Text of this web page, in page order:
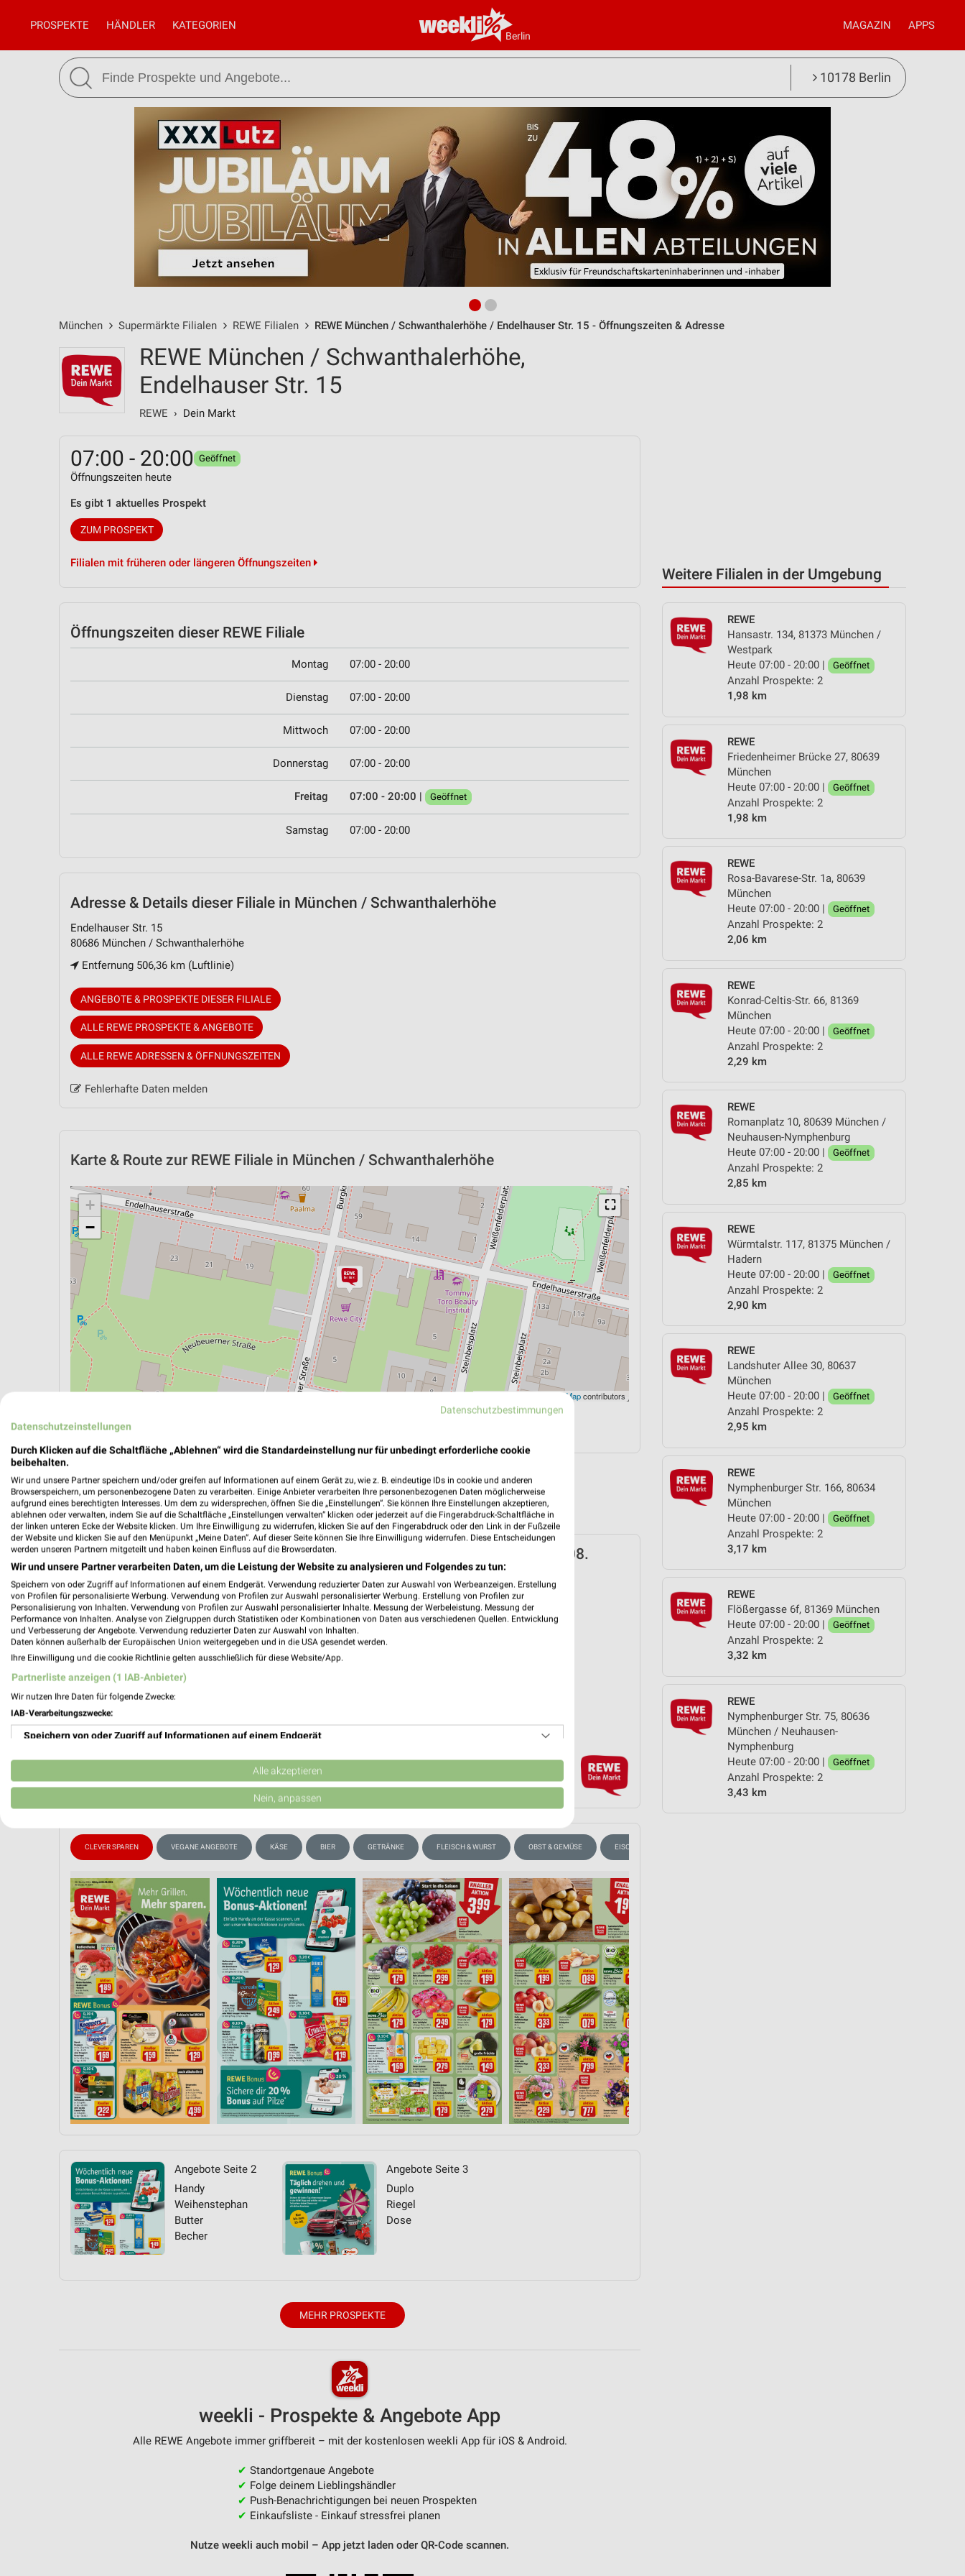
Berlin
PROSPEKTE HÄNDLER KATEGORIEN MAGAZIN APPS
10178 Berlin
München Supermärkte Filialen REWE Filialen REWE München / Schwanthalerhöhe / Endelhauser Str. 15 - Öffnungszeiten & Adresse
Weitere Filialen in der Umgebung
REWE
Hansastr. 134, 81373 München /
Westpark
Heute 07:00 - 20:00 |
Geöffnet
Anzahl Prospekte: 2
1,98 km
REWE
Friedenheimer Brücke 27, 80639
München
Heute 07:00 - 20:00 |
Geöffnet
Anzahl Prospekte: 2
1,98 km
REWE
Rosa-Bavarese-Str. 1a, 80639
München
Heute 07:00 - 20:00 |
Geöffnet
Anzahl Prospekte: 2
2,06 km
REWE
Konrad-Celtis-Str. 66, 81369
München
Heute 07:00 - 20:00 |
Geöffnet
Anzahl Prospekte: 2
2,29 km
REWE
Romanplatz 10, 80639 München /
Neuhausen-Nymphenburg
Heute 07:00 - 20:00 |
Geöffnet
Anzahl Prospekte: 2
2,85 km
REWE
Würmtalstr. 117, 81375 München /
Hadern
Heute 07:00 - 20:00 |
Geöffnet
Anzahl Prospekte: 2
2,90 km
REWE
Landshuter Allee 30, 80637
München
Heute 07:00 - 20:00 |
Geöffnet
Anzahl Prospekte: 2
2,95 km
REWE
Nymphenburger Str. 166, 80634
München
Heute 07:00 - 20:00 |
Geöffnet
Anzahl Prospekte: 2
3,17 km
REWE
Flößergasse 6f, 81369 München
Heute 07:00 - 20:00 |
Geöffnet
Anzahl Prospekte: 2
3,32 km
REWE
Nymphenburger Str. 75, 80636
München / Neuhausen-
Nymphenburg
Heute 07:00 - 20:00 |
Geöffnet
Anzahl Prospekte: 2
3,43 km
REWE München / Schwanthalerhöhe,
Endelhauser Str. 15
REWE › Dein Markt
07:00 - 20:00 Geöffnet
Öffnungszeiten heute
Es gibt 1 aktuelles Prospekt
ZUM PROSPEKT
Filialen mit früheren oder längeren Öffnungszeiten
Öffnungszeiten dieser REWE Filiale
Montag 07:00 - 20:00
Dienstag 07:00 - 20:00
Mittwoch 07:00 - 20:00
Donnerstag 07:00 - 20:00
Freitag 07:00 - 20:00 | Geöffnet
Samstag 07:00 - 20:00
Adresse & Details dieser Filiale in München / Schwanthalerhöhe
Endelhauser Str. 15
80686 München / Schwanthalerhöhe
Entfernung 506,36 km (Luftlinie)
ANGEBOTE & PROSPEKTE DIESER FILIALE
ALLE REWE PROSPEKTE & ANGEBOTE
ALLE REWE ADRESSEN & ÖFFNUNGSZEITEN
Fehlerhafte Daten melden
Karte & Route zur REWE Filiale in München / Schwanthalerhöhe
⛶
+
−
OpenStreetMapcontributors
ÖPNV ANZEIGEN
Aktuelle Angebote in dieser Filiale
Anzahl Prospekte: 1
Letztes Prospektupdate: vor 6 Tagen
REWE Prospekt für München ab Mo. den 03.08.
Gültig von 03. Aug. bis 08. Aug.
📅 Kalendereintrag erstellen
PROSPEKT BLÄTTERN
CLEVER SPAREN VEGANE ANGEBOTE KÄSE BIER GETRÄNKE FLEISCH & WURST OBST & GEMÜSE EISCREME
Angebote Seite 2
Handy
Weihenstephan
Butter
Becher
Angebote Seite 3
Duplo
Riegel
Dose
MEHR PROSPEKTE
weekli - Prospekte & Angebote App
Alle REWE Angebote immer griffbereit – mit der kostenlosen weekli App für iOS & Android.
✔ Standortgenaue Angebote
✔ Folge deinem Lieblingshändler
✔ Push-Benachrichtigungen bei neuen Prospekten
✔ Einkaufsliste - Einkauf stressfrei planen
Nutze weekli auch mobil – App jetzt laden oder QR-Code scannen.
Datenschutzbestimmungen
Datenschutzeinstellungen
Durch Klicken auf die Schaltfläche „Ablehnen“ wird die Standardeinstellung nur für unbedingt erforderliche cookie
beibehalten.
Wir und unsere Partner speichern und/oder greifen auf Informationen auf einem Gerät zu, wie z. B. eindeutige IDs in cookie und anderen
Browserspeichern, um personenbezogene Daten zu verarbeiten. Einige Anbieter verarbeiten Ihre personenbezogenen Daten möglicherweise
aufgrund eines berechtigten Interesses. Um dem zu widersprechen, öffnen Sie die „Einstellungen“. Sie können Ihre Einstellungen akzeptieren,
ablehnen oder verwalten, indem Sie auf die Schaltfläche „Einstellungen verwalten“ klicken oder jederzeit auf die Fingerabdruck-Schaltfläche in
der linken unteren Ecke der Website klicken. Um Ihre Einwilligung zu widerrufen, klicken Sie auf den Fingerabdruck oder den Link in der Fußzeile
der Website und klicken Sie auf den Menüpunkt „Meine Daten“. Auf dieser Seite können Sie Ihre Einwilligung widerrufen. Diese Entscheidungen
werden unseren Partnern mitgeteilt und haben keinen Einfluss auf die Browserdaten.
Wir und unsere Partner verarbeiten Daten, um die Leistung der Website zu analysieren und Folgendes zu tun:
Speichern von oder Zugriff auf Informationen auf einem Endgerät. Verwendung reduzierter Daten zur Auswahl von Werbeanzeigen. Erstellung
von Profilen für personalisierte Werbung. Verwendung von Profilen zur Auswahl personalisierter Werbung. Erstellung von Profilen zur
Personalisierung von Inhalten. Verwendung von Profilen zur Auswahl personalisierter Inhalte. Messung der Werbeleistung. Messung der
Performance von Inhalten. Analyse von Zielgruppen durch Statistiken oder Kombinationen von Daten aus verschiedenen Quellen. Entwicklung
und Verbesserung der Angebote. Verwendung reduzierter Daten zur Auswahl von Inhalten.
Daten können außerhalb der Europäischen Union weitergegeben und in die USA gesendet werden.
Ihre Einwilligung und die cookie Richtlinie gelten ausschließlich für diese Website/App.
Partnerliste anzeigen (1 IAB-Anbieter)
Wir nutzen Ihre Daten für folgende Zwecke:
IAB-Verarbeitungszwecke:
Speichern von oder Zugriff auf Informationen auf einem Endgerät
Verwendung reduzierter Daten zur Auswahl von Werbeanzeigen
Erstellung von Profilen für personalisierte Werbung
Erstellung von Profilen zur Personalisierung von Inhalten
Verwendung von Profilen zur Auswahl personalisierter Inhalte
Messung der Werbeleistung
Messung der Performance von Inhalten
Analyse von Zielgruppen durch Statistiken oder Kombinationen von Daten aus verschiedenen
Entwicklung und Verbesserung der Angebote
Verwendung reduzierter Daten zur Auswahl von Inhalten
IAB-Besonderheiten:
Verwendung genauer Standortdaten
Geräte anhand von aktiv angeforderten Informationen identifizieren
Notwendig
Performance
Alle akzeptieren
Nein, anpassen